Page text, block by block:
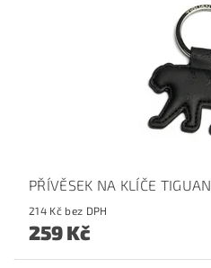
PŘÍVĚSEK NA KLÍČE TIGUAN
214 Kč bez DPH
259 Kč